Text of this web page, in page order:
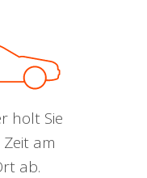
holt Sie
am
ab.